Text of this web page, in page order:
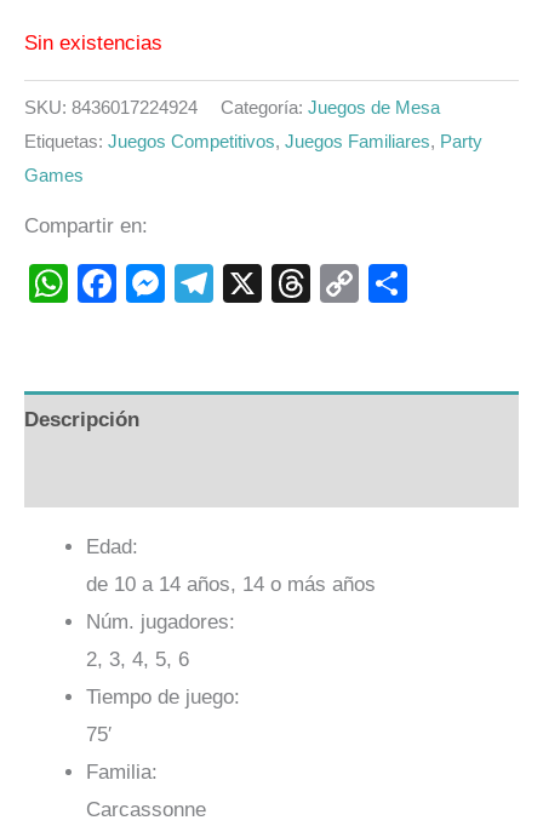
Sin existencias
SKU: 8436017224924 Categoría: Juegos de Mesa
Etiquetas: Juegos Competitivos, Juegos Familiares, Party
Games
Compartir en:
WhatsApp
Facebook
Messenger
Telegram
X Threads
Copy
Descripción
Edad:
de 10 a 14 años, 14 o más años
Núm. jugadores:
2, 3, 4, 5, 6
Tiempo de juego:
75′
Familia:
Carcassonne